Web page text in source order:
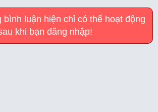
luận hiện chỉ có thể hoạt động
khi bạn đăng nhập!